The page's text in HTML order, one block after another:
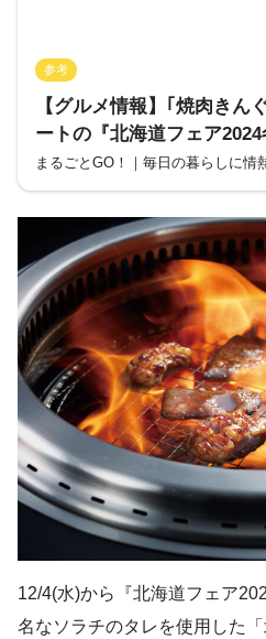
参考
【グルメ情報】｢焼肉きん
ートの『北海道フェア2024
12/18(水)からギンビスの｢
ボしたスイーツが登場。
まるごとGO！｜毎日の暮らしに情
12/4(水)から『北海道フェア
名なソラチのタレを使用した